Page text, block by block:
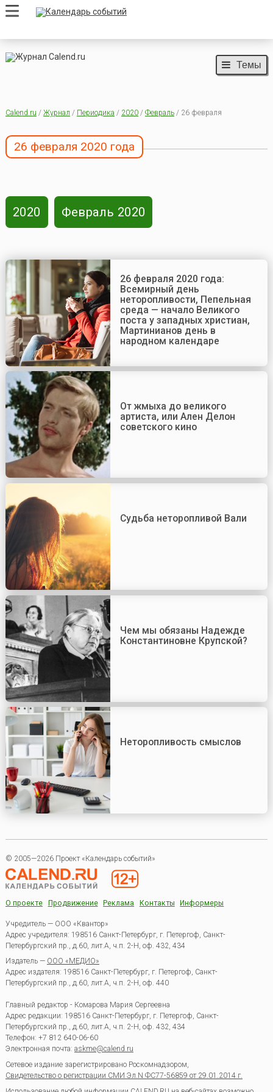
Темы
Calend.ru / Журнал / Периодика / 2020/ Февраль/ 26 февраля
26 февраля 2020 года
2020 Февраль 2020
26 февраля 2020 года:
Всемирный день
неторопливости, Пепельная
среда — начало Великого
поста у западных христиан,
Мартинианов день в
народном календаре
От жмыха до великого
артиста, или Ален Делон
советского кино
Судьба неторопливой Вали
Чем мы обязаны Надежде
Константиновне Крупской?
Неторопливость смыслов
© 2005—2026 Проект «Календарь событий»
О проекте Продвижение Реклама Контакты Информеры
Учредитель — ООО «Квантор»
Адрес учредителя: 198516 Санкт-Петербург, г. Петергоф, Санкт-
Петербургский пр., д.60, лит.А, ч.п. 2-Н, оф. 432, 434
Издатель — ООО «МЕДИО»
Адрес издателя: 198516 Санкт-Петербург, г. Петергоф, Санкт-
Петербургский пр., д.60, лит.А, ч.п. 2-Н, оф. 440
Главный редактор - Комарова Мария Сергеевна
Адрес редакции: 198516 Санкт-Петербург, г. Петергоф, Санкт-
Петербургский пр., д.60, лит.А, ч.п. 2-Н, оф. 432, 434
Телефон: +7 812 640-06-60
Электронная почта: askme@calend.ru
Сетевое издание зарегистрировано Роскомнадзором,
Свидетельство о регистрации СМИ Эл.N ФС77-56859 от 29.01.2014 г.